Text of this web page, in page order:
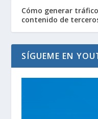
Cómo generar
contenido de
SÍGUEME EN